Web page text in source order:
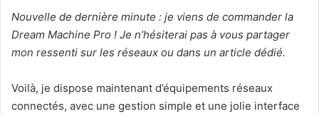
Nouvelle de dernière minute : je viens de commander la
Dream Machine Pro ! Je n’hésiterai pas à vous partager
mon ressenti sur les réseaux ou dans un article dédié.
Voilà, je dispose maintenant d’équipements réseaux
connectés, avec une gestion simple et une jolie interface